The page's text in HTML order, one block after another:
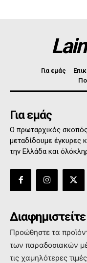
Για εμάς
Για εμάς
Ο πρωταρχικός
μεταδίδουμε έγκυρες
την Ελλάδα και
Διαφημιστείτε
Προώθηστε τα
των παραδοσιακών
τις χαμηλότερες